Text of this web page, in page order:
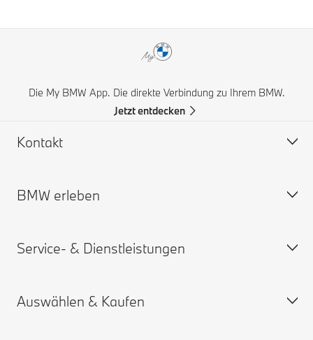
Die My BMW App. Die direkte Verbindung zu Ihrem BMW.
Jetzt entdecken
Kontakt
Hilfe & Kontakt
BMW Partner finden
Angebot anfordern
BMW erleben
BMW Karriere
BMW Group
Service- & Dienstleistungen
Termin vereinbaren
Auswählen & Kaufen